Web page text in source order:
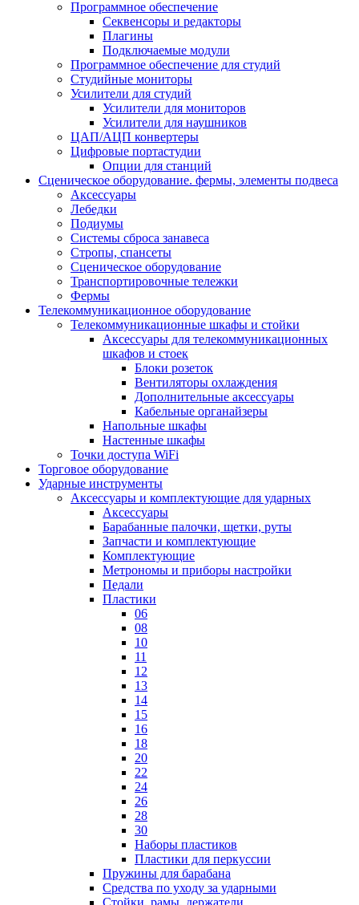
Программное обеспечение
Cеквенсоры и редакторы
Плагины
Подключаемые модули
Программное обеспечение для студий
Студийные мониторы
Усилители для студий
Усилители для мониторов
Усилители для наушников
ЦАП/АЦП конвертеры
Цифровые портастудии
Опции для станций
Сценическое оборудование. фермы, элементы подвеса
Аксессуары
Лебедки
Подиумы
Системы сброса занавеса
Стропы, спансеты
Сценическое оборудование
Транспортировочные тележки
Фермы
Телекоммуникационное оборудование
Телекоммуникационные шкафы и стойки
Аксессуары для телекоммуникационных
шкафов и стоек
Блоки розеток
Вентиляторы охлаждения
Дополнительные аксессуары
Кабельные органайзеры
Напольные шкафы
Настенные шкафы
Точки доступа WiFi
Торговое оборудование
Ударные инструменты
Аксессуары и комплектующие для ударных
Аксессуары
Барабанные палочки, щетки, руты
Запчасти и комплектующие
Комплектующие
Метрономы и приборы настройки
Педали
Пластики
06
08
10
11
12
13
14
15
16
18
20
22
24
26
28
30
Наборы пластиков
Пластики для перкуссии
Пружины для барабана
Средства по уходу за ударными
Стойки, рамы, держатели